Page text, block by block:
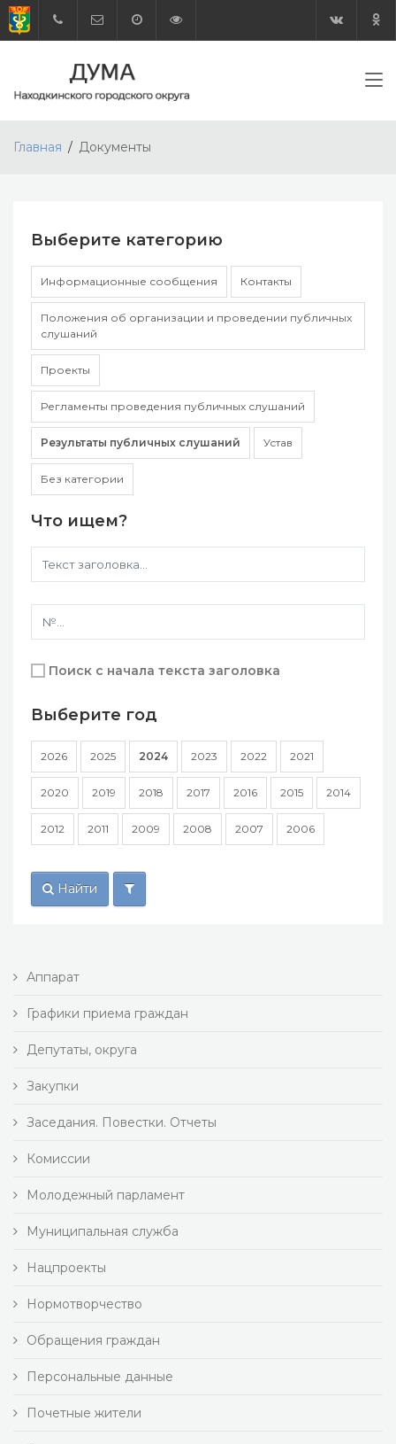
Главная Документы
Выберите категорию
Информационные сообщения Контакты
Положения об организации и проведении публичных
слушаний
Проекты
Регламенты проведения публичных слушаний
Результаты публичных слушаний Устав
Без категории
Что ищем?
Поиск с начала текста заголовка
Выберите год
2026 2025 2024 2023 2022 2021
2020 2019 2018 2017 2016 2015 2014
2012 2011 2009 2008 2007 2006
Найти
Аппарат
Графики приема граждан
Депутаты, округа
Закупки
Заседания. Повестки. Отчеты
Комиссии
Молодежный парламент
Муниципальная служба
Нацпроекты
Нормотворчество
Обращения граждан
Персональные данные
Почетные жители